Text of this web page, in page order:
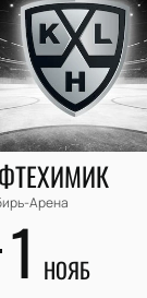
Арена
1 НОЯБ